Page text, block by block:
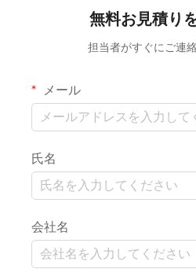
無料お見積り
担当者がすぐにご連
メール
氏名
会社名